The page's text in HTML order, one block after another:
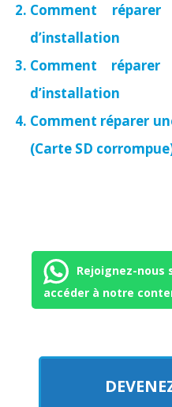
Comment
d’installation
Comment
d’installation
Comment réparer
(Carte SD
Rejoignez-nous
accéder à notre